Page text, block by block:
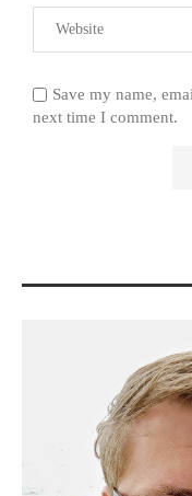
Save my name,
next time I comment.